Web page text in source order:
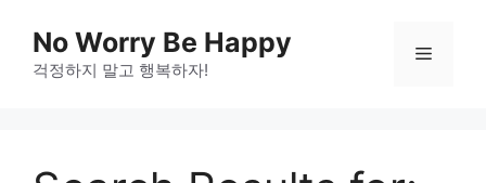
content
No Worry Be Happy
걱정하지 말고 행복하자!
Menu